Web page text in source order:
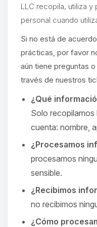
LLC recopila, utiliza
personal cuando
Si no está de
prácticas, por favor
aún tiene preguntas
través de nuestros
¿Qué
Solo recopilamos
cuenta: nombre,
¿Procesamos
procesamos
sensible.
¿Recibimos
no recibimos
¿Cómo